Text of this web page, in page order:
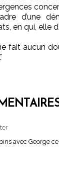
d’une
en qui, elle
fait aucun
avec George ce